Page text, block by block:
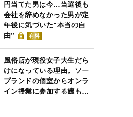
円当てた男は今…当選後も
会社を辞めなかった男が定
年後に気づいた“本当の自
由”
有料
風俗店が現役女子大生だら
けになっている理由。ソー
プランドの個室からオンラ
イン授業に参加する嬢も…